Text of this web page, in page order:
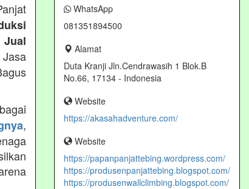
Jual
,
WhatsApp
081351894500
Alamat
Duta Kranji Jln.Cendrawasih 1 Blok.B
No.66, 17134 - Indonesia
Website
https://akasahadventure.com/
Website
https://papanpanjattebing.wordpress.com/
https://produsenpanjattebing.blogspot.com/
https://produsenwallclimbing.blogspot.com/